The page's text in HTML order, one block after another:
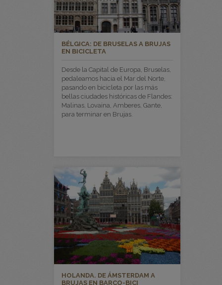
BÉLGICA: DE BRUSELAS A BRUJAS
EN BICICLETA
Desde la Capital de Europa, Bruselas,
pedaleamos hacia el Mar del Norte,
pasando en bicicleta por las más
bellas ciudades históricas de Flandes:
Malinas, Lovaina, Amberes, Gante,
para terminar en Brujas.
HOLANDA. DE ÁMSTERDAM A
BRUJAS EN BARCO-BICI